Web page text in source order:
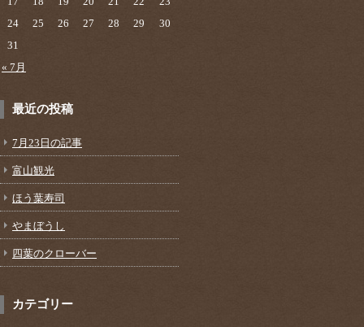
« 7月
24
25 26 27 28 29
30
31
最近の投稿
7月23日の記事
富山観光
ほう葉寿司
やまぼうし
四葉のクローバー
カテゴリー